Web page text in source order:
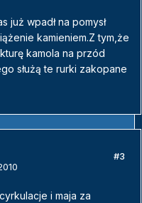
już wpadł na pomysł
kamieniem.Z tym,że
kamola na przód
służą te rurki zakopane
#3
i maja za